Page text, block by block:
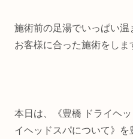
施術前の足湯でいっぱい温
お客様に合った施術をしま
本日は、《豊橋 ドライヘ
イヘッドスパについて》